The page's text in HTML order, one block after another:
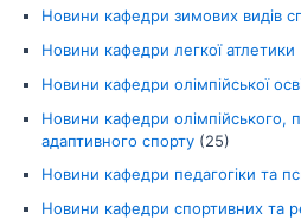
Новини кафедри зимових видів
Новини кафедри легкої атлетики
Новини кафедри олімпійської
Новини кафедри олімпійського,
адаптивного спорту (25)
Новини кафедри педагогіки та
Новини кафедри спортивних та